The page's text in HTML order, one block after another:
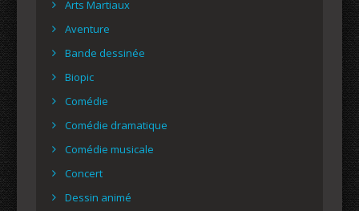
Arts Martiaux
Aventure
Bande dessinée
Biopic
Comédie
Comédie dramatique
Comédie musicale
Concert
Dessin animé